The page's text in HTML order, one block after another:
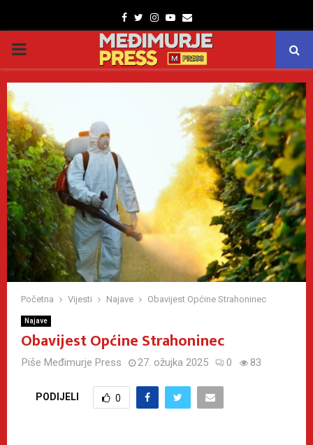
Facebook
TwitterInstagram
Youtube
Email
PRIMARY
MENU
Početna Vijesti Najave Obavijest Općine Strahoninec
Najave
Obavijest Općine Strahoninec
Piše Međimurje Press 27. ožujka 2025 0 83
PODIJELI 0